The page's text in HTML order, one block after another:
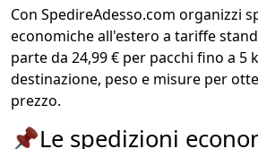
Con SpedireAdesso.com organizzi
economiche all'estero a tariffe
parte da 24,99 € per pacchi fino a 5
destinazione, peso e misure per
prezzo.
📌Le spedizioni